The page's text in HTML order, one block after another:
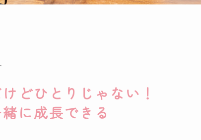
どひとりじゃない！
に成長できる